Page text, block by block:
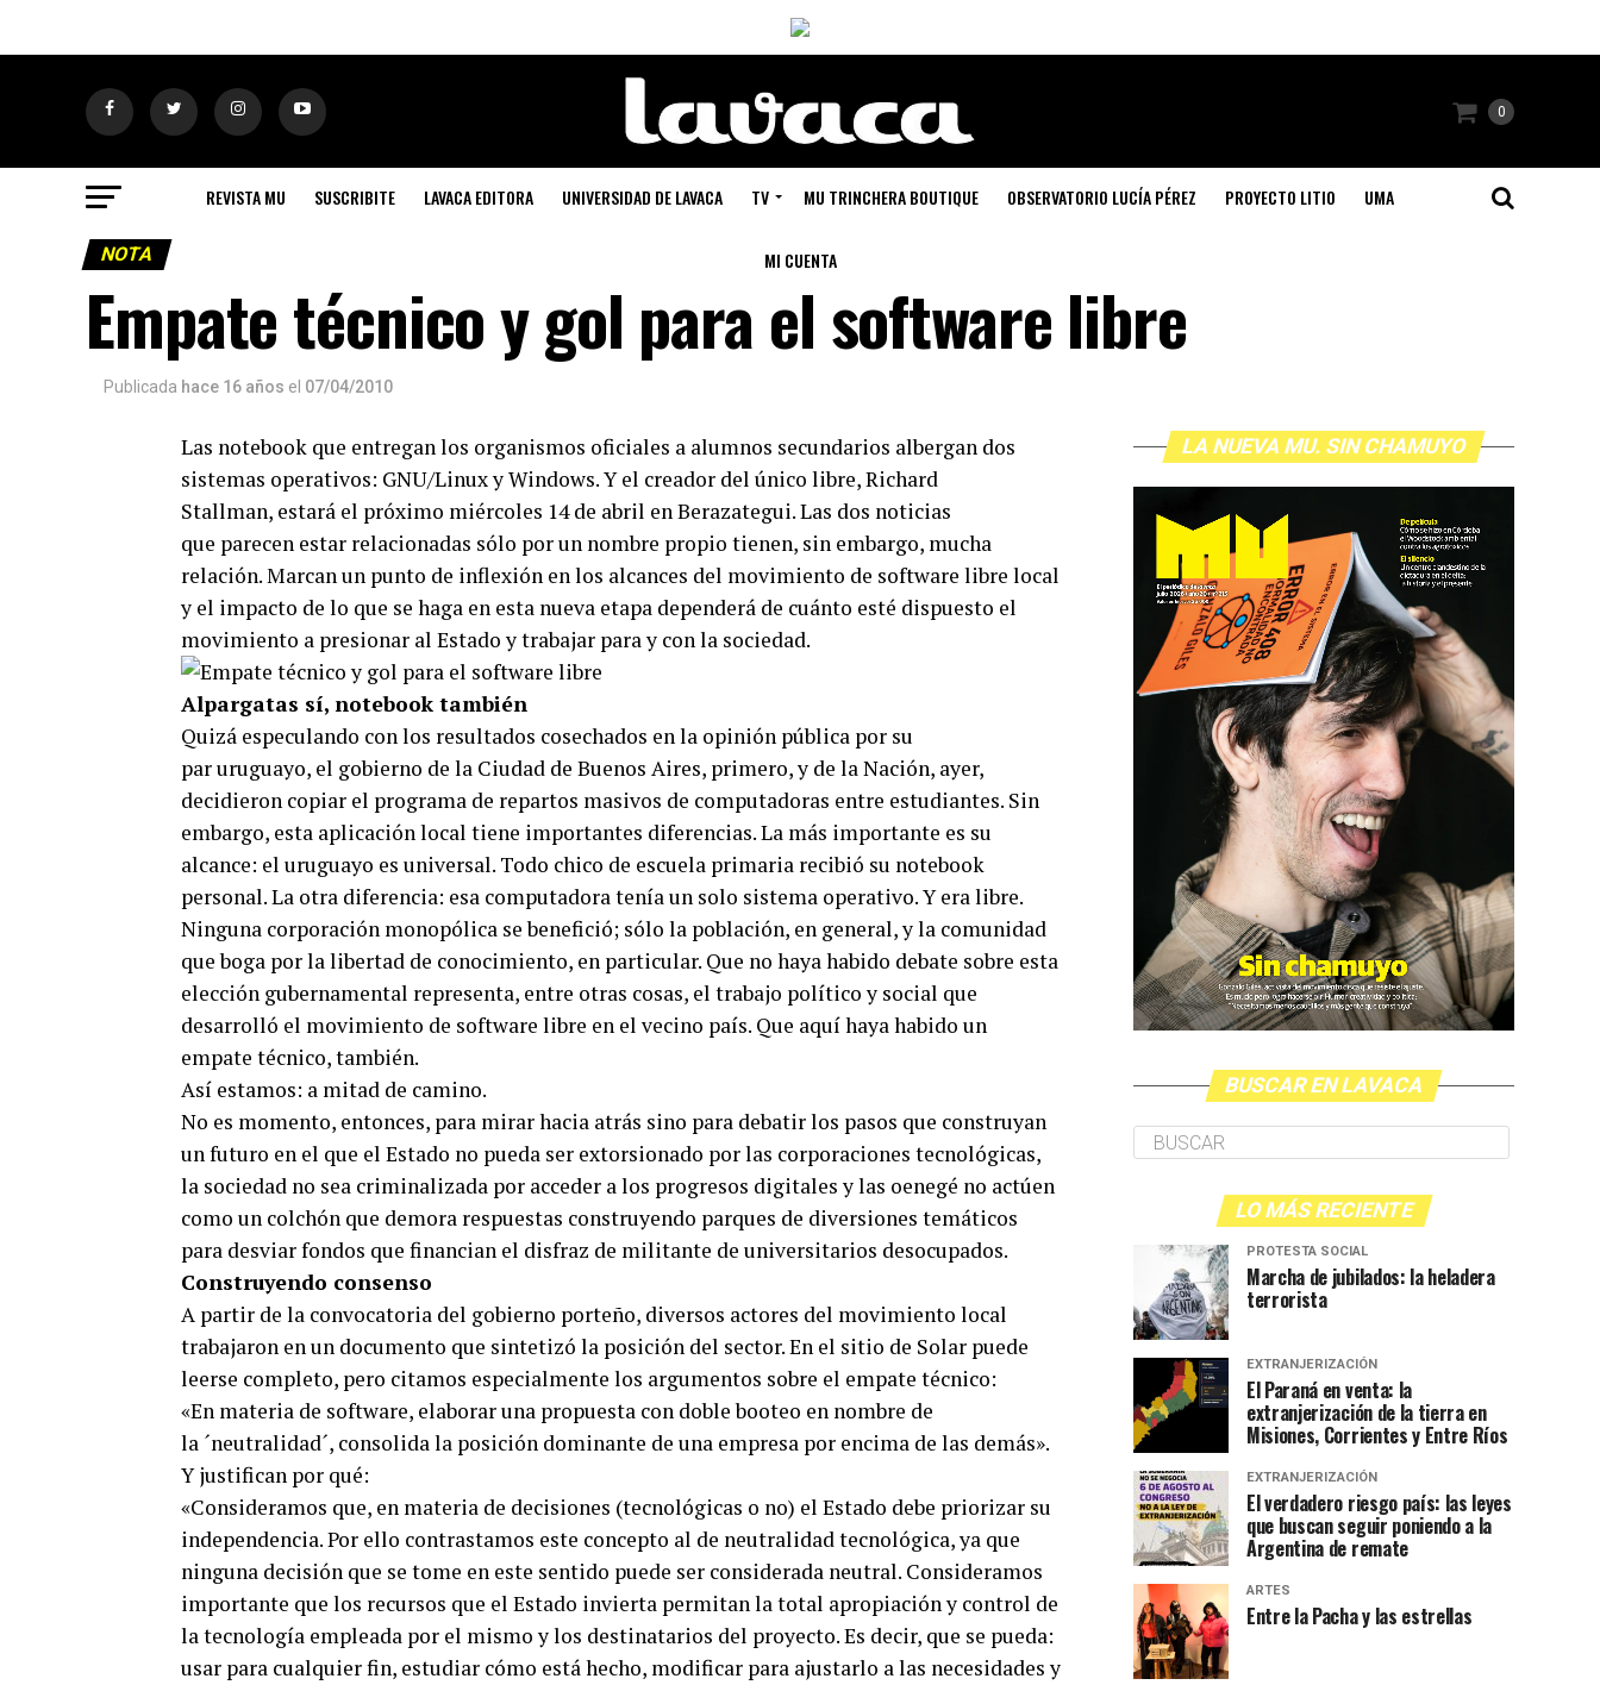
0
REVISTA MU SUSCRIBITE LAVACA EDITORA UNIVERSIDAD DE LAVACA TV MU TRINCHERA BOUTIQUE OBSERVATORIO LUCÍA PÉREZ PROYECTO LITIO UMA
MI CUENTA
NOTA
Empate técnico y gol para el software libre
Publicada hace 16 años el 07/04/2010
Las notebook que entregan los organismos oficiales a alumnos secundarios albergan dos
sistemas operativos: GNU/Linux y Windows. Y el creador del único libre, Richard
Stallman, estará el próximo miércoles 14 de abril en Berazategui. Las dos noticias
que parecen estar relacionadas sólo por un nombre propio tienen, sin embargo, mucha
relación. Marcan un punto de inflexión en los alcances del movimiento de software libre local
y el impacto de lo que se haga en esta nueva etapa dependerá de cuánto esté dispuesto el
movimiento a presionar al Estado y trabajar para y con la sociedad.
Alpargatas sí, notebook también
Quizá especulando con los resultados cosechados en la opinión pública por su
par uruguayo, el gobierno de la Ciudad de Buenos Aires, primero, y de la Nación, ayer,
decidieron copiar el programa de repartos masivos de computadoras entre estudiantes. Sin
embargo, esta aplicación local tiene importantes diferencias. La más importante es su
alcance: el uruguayo es universal. Todo chico de escuela primaria recibió su notebook
personal. La otra diferencia: esa computadora tenía un solo sistema operativo. Y era libre.
Ninguna corporación monopólica se benefició; sólo la población, en general, y la comunidad
que boga por la libertad de conocimiento, en particular. Que no haya habido debate sobre esta
elección gubernamental representa, entre otras cosas, el trabajo político y social que
desarrolló el movimiento de software libre en el vecino país. Que aquí haya habido un
empate técnico, también.
Así estamos: a mitad de camino.
No es momento, entonces, para mirar hacia atrás sino para debatir los pasos que construyan
un futuro en el que el Estado no pueda ser extorsionado por las corporaciones tecnológicas,
la sociedad no sea criminalizada por acceder a los progresos digitales y las oenegé no actúen
como un colchón que demora respuestas construyendo parques de diversiones temáticos
para desviar fondos que financian el disfraz de militante de universitarios desocupados.
Construyendo consenso
A partir de la convocatoria del gobierno porteño, diversos actores del movimiento local
trabajaron en un documento que sintetizó la posición del sector. En el sitio de Solar puede
leerse completo, pero citamos especialmente los argumentos sobre el empate técnico:
«En materia de software, elaborar una propuesta con doble booteo en nombre de
la ´neutralidad´, consolida la posición dominante de una empresa por encima de las demás».
Y justifican por qué:
«Consideramos que, en materia de decisiones (tecnológicas o no) el Estado debe priorizar su
independencia. Por ello contrastamos este concepto al de neutralidad tecnológica, ya que
ninguna decisión que se tome en este sentido puede ser considerada neutral. Consideramos
importante que los recursos que el Estado invierta permitan la total apropiación y control de
la tecnología empleada por el mismo y los destinatarios del proyecto. Es decir, que se pueda:
usar para cualquier fin, estudiar cómo está hecho, modificar para ajustarlo a las necesidades y
LA NUEVA MU. SIN CHAMUYO
BUSCAR EN LAVACA
LO MÁS RECIENTE
PROTESTA SOCIAL
Marcha de jubilados: la heladera
terrorista
EXTRANJERIZACIÓN
El Paraná en venta: la
extranjerización de la tierra en
Misiones, Corrientes y Entre Ríos
EXTRANJERIZACIÓN
El verdadero riesgo país: las leyes
que buscan seguir poniendo a la
Argentina de remate
ARTES
Entre la Pacha y las estrellas